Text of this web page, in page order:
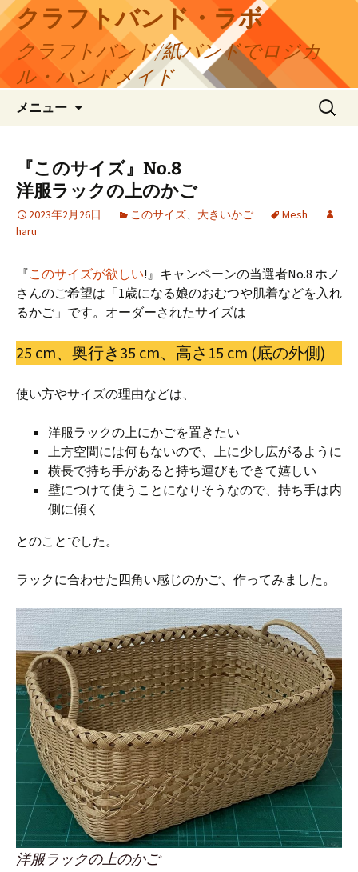
コ
ン
テ
ツ
ス
クラフトバンド・ラボ
クラフトバンド/紙バンドでロジカ
ル・ハンドメイド
メニュー
検
索:
『このサイズ』No.8
洋服ラックの上のかご
2023年2月26日 このサイズ、 大きいかご
Mesh
haru
『このサイズが欲しい!』キャンペーンの当選者No.8 ホノ
さんのご希望は「1歳になる娘のおむつや肌着などを入れ
るかご」です。オーダーされたサイズは
25 cm、奥行き35 cm、高さ15 cm (底の外側)
使い方やサイズの理由などは、
洋服ラックの上にかごを置きたい
上方空間には何もないので、上に少し広がるように
横長で持ち手があると持ち運びもできて嬉しい
壁につけて使うことになりそうなので、持ち手は内
側に傾く
とのことでした。
ラックに合わせた四角い感じのかご、作ってみました。
洋服ラックの上のかご